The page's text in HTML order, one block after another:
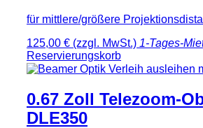
für mittlere/größere
125,00 € (zzgl. MwSt.) 1-Tages-
Reservierungskorb
0.67 Zoll Telezoom-
DLE350